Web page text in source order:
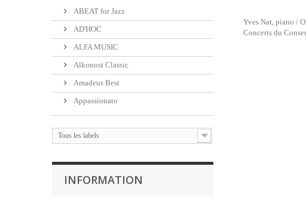
ABEAT for Jazz
AD'HOC
ALFA MUSIC
Alkonost Classic
Amadeus Best
Appassionato
Tous les labels
INFORMATION
Yves Nat, piano /
Concerts du